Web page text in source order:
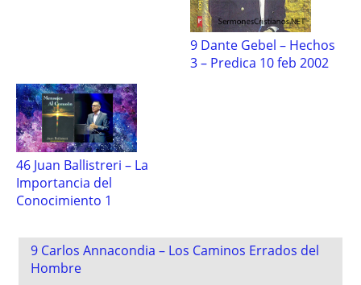
9 Dante Gebel – Hechos
3 – Predica 10 feb 2002
46 Juan Ballistreri – La
Importancia del
Conocimiento 1
Post
navigation
9 Carlos Annacondia – Los Caminos Errados del
Hombre